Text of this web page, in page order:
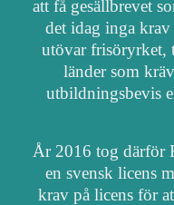
att få gesällbrevet
det idag inga
utövar frisöryrket,
länder som
utbildningsbevis
År 2016 tog därför
en svensk licens
krav på licens för